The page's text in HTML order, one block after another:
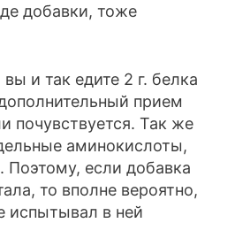
добавки, тоже
и так едите 2 г. белка
прием
почувствуется. Так же
аминокислоты,
Поэтому, если добавка
то вполне вероятно,
испытывал в ней